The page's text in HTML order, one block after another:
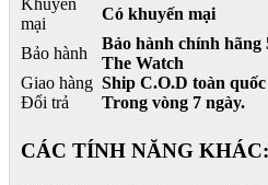
Khuyến
mại
Có khuyến mại
Bảo hành
Bảo hành chính hãng
The Watch
Giao hàng Ship C.O.D toàn quốc
Đổi trả
Trong vòng 7 ngày.
CÁC TÍNH NĂNG KHÁC: